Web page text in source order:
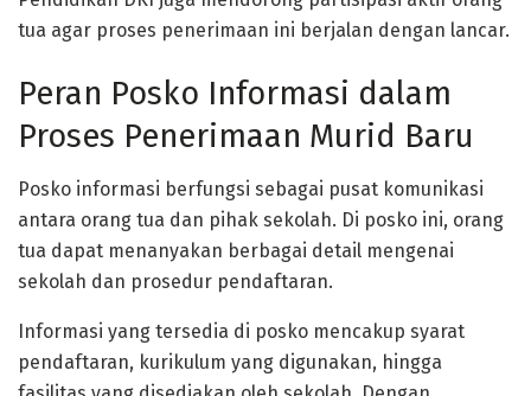
tua agar proses penerimaan ini berjalan dengan lancar.
Peran Posko Informasi dalam
Proses Penerimaan Murid Baru
Posko informasi berfungsi sebagai pusat komunikasi
antara orang tua dan pihak sekolah. Di posko ini, orang
tua dapat menanyakan berbagai detail mengenai
sekolah dan prosedur pendaftaran.
Informasi yang tersedia di posko mencakup syarat
pendaftaran, kurikulum yang digunakan, hingga